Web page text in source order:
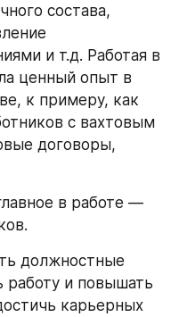
состава,
и т.д. Работая в
ценный опыт в
к примеру, как
с вахтовым
договоры,
в работе —
должностные
работу и повышать
карьерных